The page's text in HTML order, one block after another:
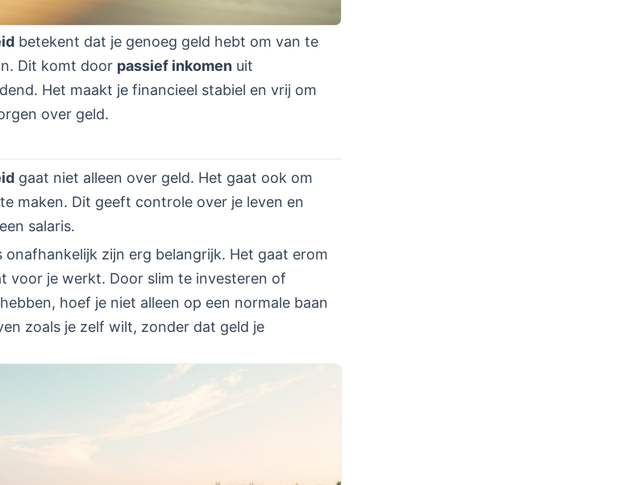
betekent dat je genoeg geld hebt om van te
Dit komt door passief inkomen uit
Het maakt je financieel stabiel en vrij om
over geld.
gaat niet alleen over geld. Het gaat ook om
maken. Dit geeft controle over je leven en
salaris.
onafhankelijk zijn erg belangrijk. Het gaat erom
voor je werkt. Door slim te investeren of
hoef je niet alleen op een normale baan
zoals je zelf wilt, zonder dat geld je